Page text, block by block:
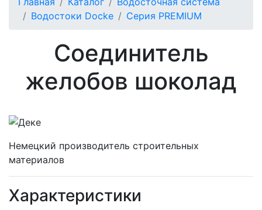
Водостоки Docke
Серия PREMIUM
Соединитель
желобов шоколад
Немецкий производитель строительных
материалов
Характеристики